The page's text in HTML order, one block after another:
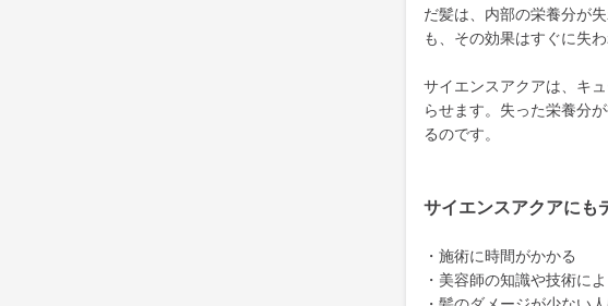
だ髪は、内部の栄養分が
も、その効果はすぐに失
サイエンスアクアは、キ
らせます。失った栄養分
るのです。
サイエンスアクアにも
・施術に時間がかかる
・美容師の知識や技術に